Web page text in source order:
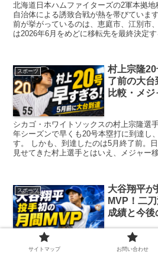
北海道日本ハムファイターズの2軍本拠
自治体による誘致合戦が熱を帯びていま
前が挙がっているのは、恵庭市、江別市
は2026年6月をめどに移転先を最終決定
スポーツ
村上宗隆
了前の大
比較・メ
シカゴ・ホワイトソックスの村上宗隆選
年シーズンで早くも20号本塁打に到達し
す。 しかも、到達したのは5月終了前。
見せてきた村上選手とはいえ、メジャー
スポーツ
大谷翔平が
MVP！二
成績と今後
大谷翔平選手が、またひとつ大きな話題
ス・ドジャースの大谷翔平選手が、3・4
サイトマップ お問い合わせ